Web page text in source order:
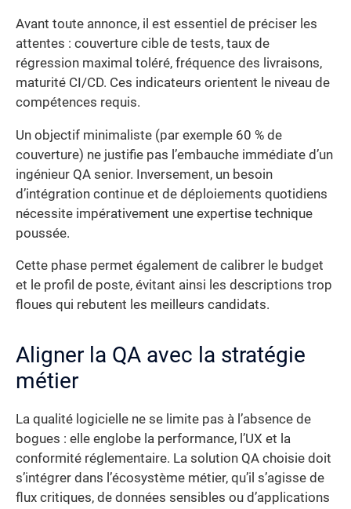
Avant toute annonce, il est essentiel de préciser les
attentes : couverture cible de tests, taux de
régression maximal toléré, fréquence des livraisons,
maturité CI/CD. Ces indicateurs orientent le niveau de
compétences requis.
Un objectif minimaliste (par exemple 60 % de
couverture) ne justifie pas l’embauche immédiate d’un
ingénieur QA senior. Inversement, un besoin
d’intégration continue et de déploiements quotidiens
nécessite impérativement une expertise technique
poussée.
Cette phase permet également de calibrer le budget
et le profil de poste, évitant ainsi les descriptions trop
floues qui rebutent les meilleurs candidats.
Aligner la QA avec la stratégie
métier
La qualité logicielle ne se limite pas à l’absence de
bogues : elle englobe la performance, l’UX et la
conformité réglementaire. La solution QA choisie doit
s’intégrer dans l’écosystème métier, qu’il s’agisse de
flux critiques, de données sensibles ou d’applications